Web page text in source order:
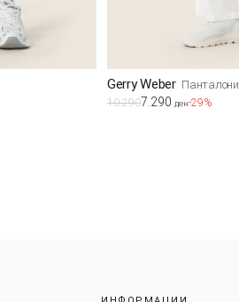
Gerry Weber Панталони
10.2907.290 ден-29%